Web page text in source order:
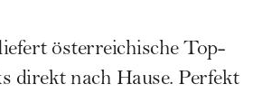
österreichische Top-
direkt nach Hause. Perfekt